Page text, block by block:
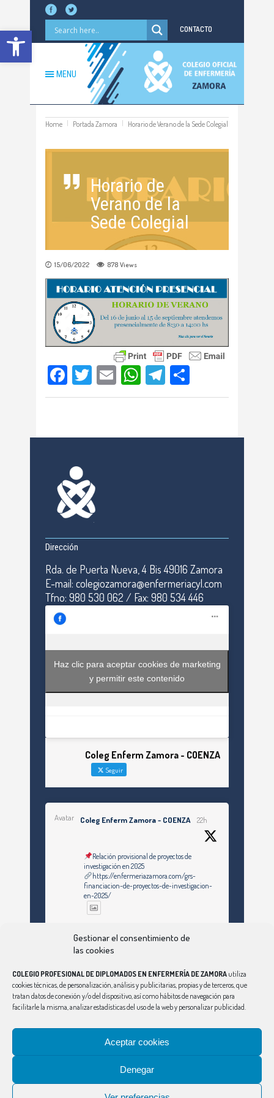
Abrir barra de herramientas
Gestionar el consentimiento de
las cookies
COLEGIO PROFESIONAL DE DIPLOMADOS EN ENFERMERÍA DE ZAMORA utiliza
cookies técnicas, de personalización, análisis y publicitarias, propias y de terceros, que
tratan datos de conexión y/o del dispositivo, así como hábitos de navegación para
facilitarle la misma, analizar estadísticas del uso de la web y personalizar publicidad.
Aceptar cookies
Denegar
CONTACTO
MENU
Home Portada Zamora Horario de Verano de la Sede Colegial
Horario de
Verano de la
Sede Colegial
15/06/2022 878 Views
Facebook
TwitterEmailWhatsApp
Telegram
Dirección
Rda. de Puerta Nueva, 4 Bis 49016 Zamora
E-mail: colegiozamora@enfermeriacyl.com
Tfno: 980 530 062 / Fax: 980 534 446
Haz clic para aceptar cookies de marketing
y permitir este contenido
Coleg Enferm Zamora - COENZA
Seguir
Avatar Coleg Enferm Zamora - COENZA 22h
Relación provisional de proyectos de
investigación en 2025
https://enfermeriazamora.com/grs-
financiacion-de-proyectos-de-investigacion-
en-2025/
Ver Más
Síguenos en Instagram
BURGOS